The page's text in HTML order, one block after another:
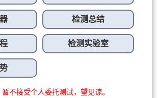
检测总结
检测实验室
不接受个人委托测试，望见谅。